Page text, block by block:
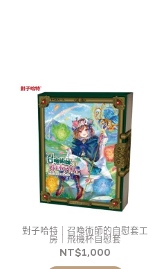
對子哈特｜召喚術師的自慰套工
房｜飛機杯自慰套
NT$1,000